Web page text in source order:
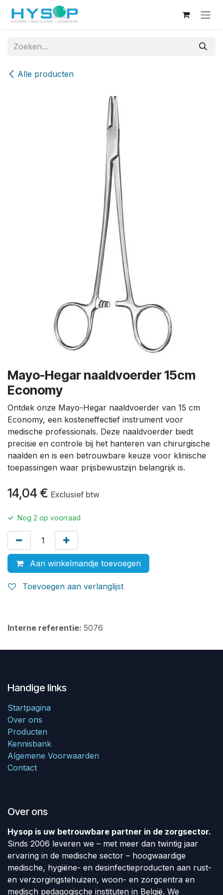
Overslaan naar inhoud
Alle producten
Mayo-Hegar naaldvoerder 15cm
Economy
Ontdek onze Mayo-Hegar naaldvoerder van 15 cm
Economy, een kosteneffectief instrument voor
medische professionals. Deze naaldvoerder biedt
precisie en controle bij het hanteren van chirurgische
naalden en is een betrouwbare keuze voor klinische
toepassingen waar prijsbewustzijn belangrijk is.
14,04 € Exclusief btw
✓ Nog 2 op voorraad
Aan winkelmandje toevoegen
Toevoegen aan verlanglijst
Interne referentie: 5076
Handige links
Startpagina
Over ons
Producten
Kennisbank
Algemene Voorwaarden
Contact
Over ons
Hysop is uw betrouwbare partner in de zorgsector.
Sinds 2006 leveren we – met meer dan twintig jaar
ervaring in de medische sector – hoogwaardige
medische, hygiëne- en desinfectieproducten aan rust-
en verzorgingstehuizen, woon- en zorgcentra en
medisch pedagogische instituten in België. We